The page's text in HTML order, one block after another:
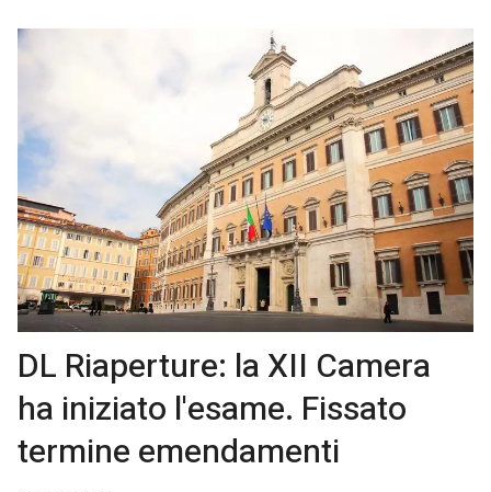
DL Riaperture: la XII Camera
ha iniziato l'esame. Fissato
termine emendamenti